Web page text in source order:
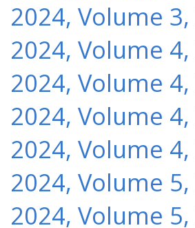
2024, Volume
2024, Volume
2024, Volume
2024, Volume
2024, Volume
2024, Volume
2024, Volume